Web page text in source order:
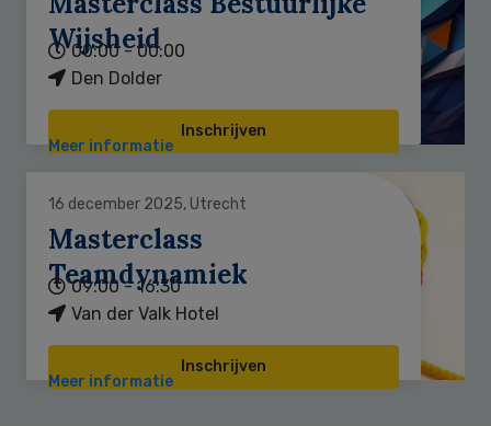
Wijsheid
00:00 - 00:00
Den Dolder
Inschrijven
Meer informatie
16 december 2025, Utrecht
Masterclass
Teamdynamiek
09:00 - 16:30
Van der Valk Hotel
Inschrijven
Meer informatie